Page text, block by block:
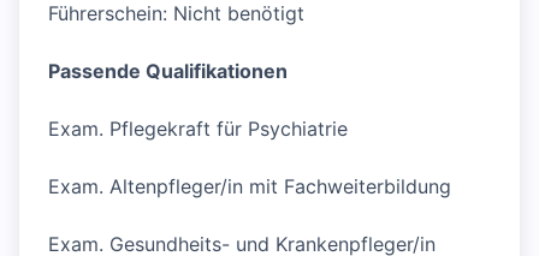
Führerschein: Nicht benötigt
Passende Qualifikationen
Exam. Pflegekraft für Psychiatrie
Exam. Altenpfleger/in mit Fachweiterbildung
Exam. Gesundheits- und Krankenpfleger/in